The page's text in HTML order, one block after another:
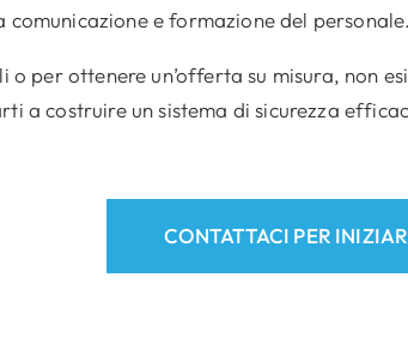
comunicazione e formazione del personale.
o per ottenere un’offerta su misura, non
a costruire un sistema di sicurezza
CONTATTACI PER